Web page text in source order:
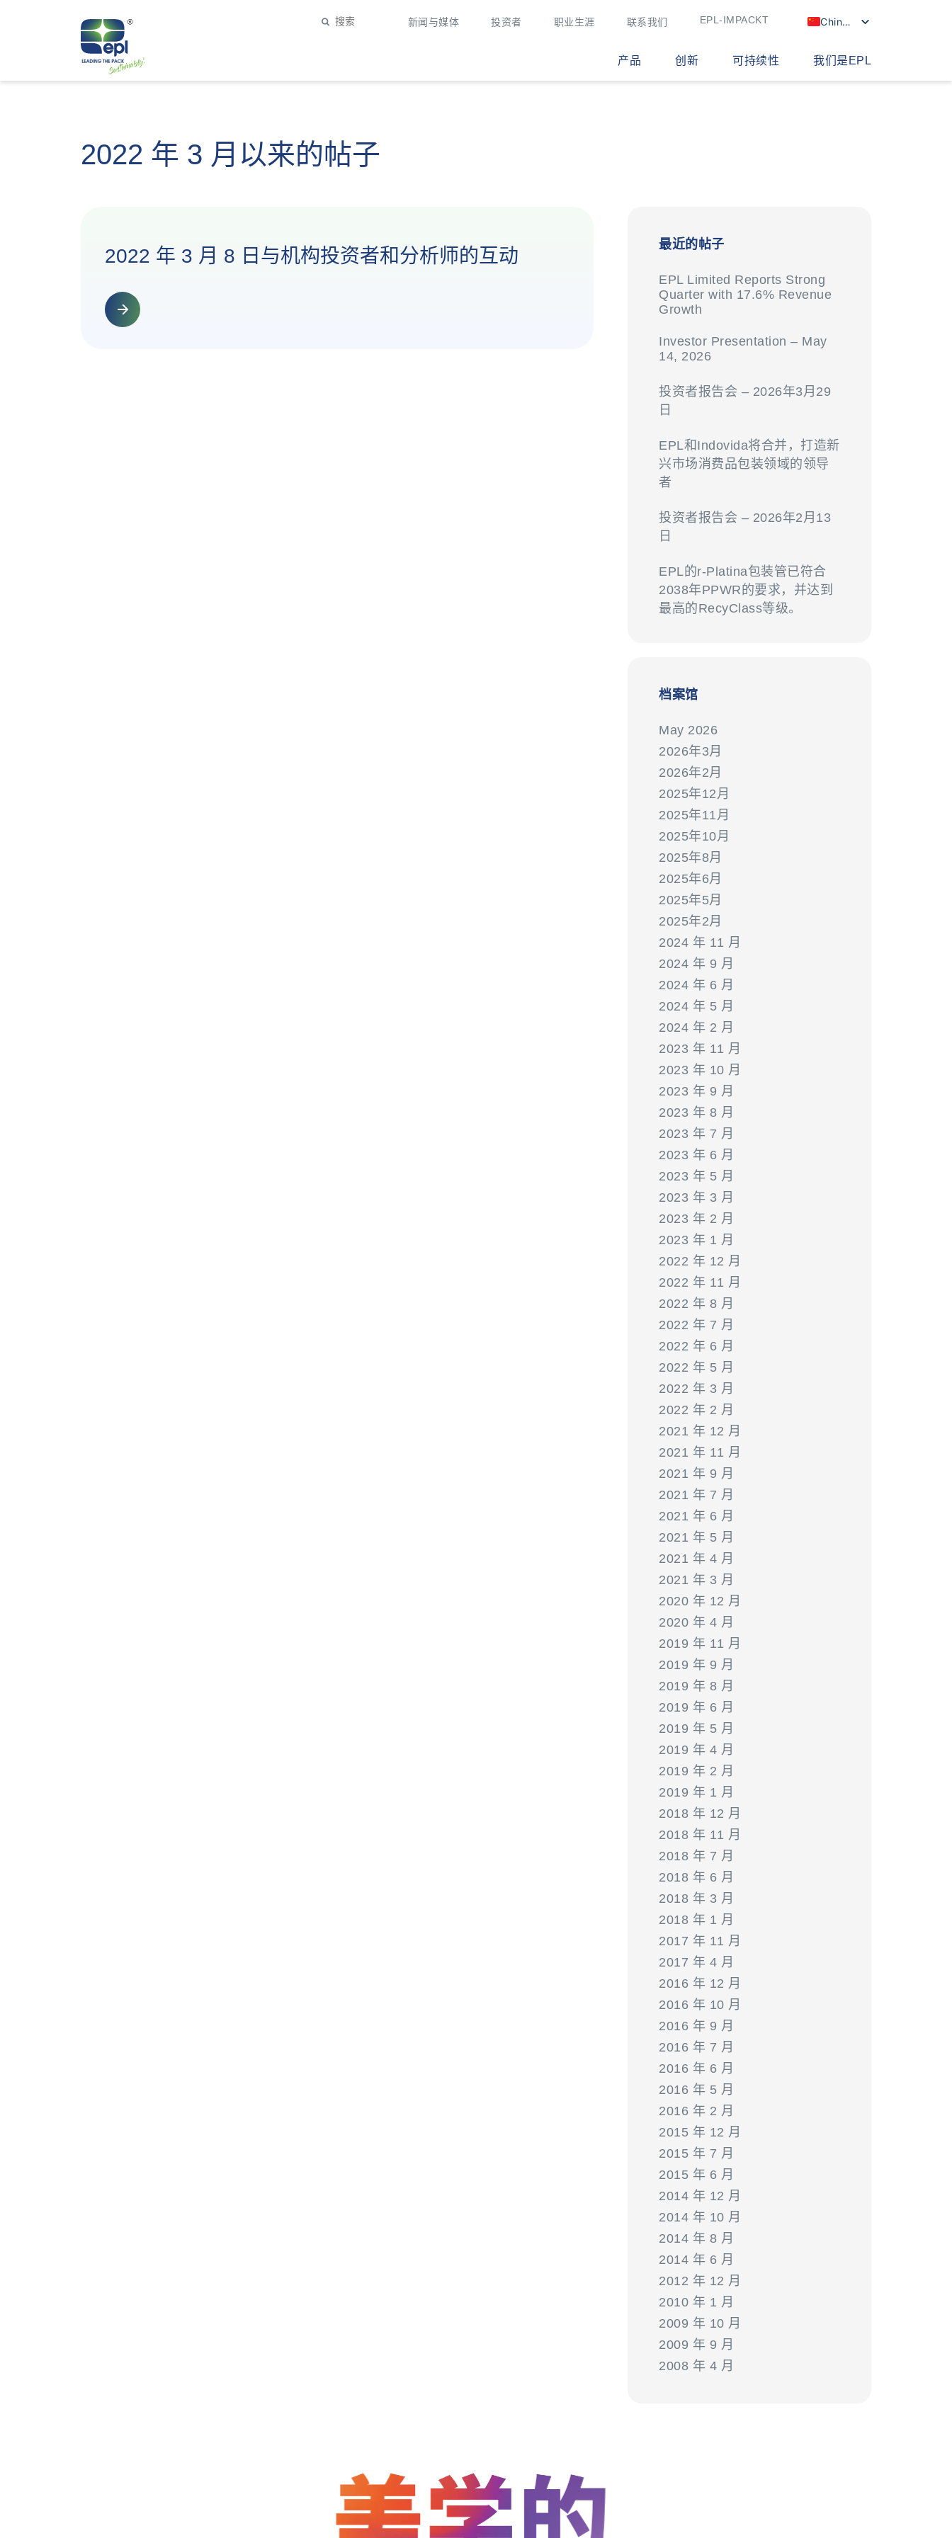
新闻与媒体 投资者 职业生涯 联系我们 EPL-IMPACKT Chinese
产品 创新 可持续性 我们是EPL
2022 年 3 月以来的帖子
2022 年 3 月 8 日与机构投资者和分析师的互动
最近的帖子
EPL Limited Reports Strong
Quarter with 17.6% Revenue
Growth
Investor Presentation – May
14, 2026
投资者报告会 – 2026年3月29
日
EPL和Indovida将合并，打造新
兴市场消费品包装领域的领导
者
投资者报告会 – 2026年2月13
日
EPL的r-Platina包装管已符合
2038年PPWR的要求，并达到
最高的RecyClass等级。
档案馆
May 2026
2026年3月
2026年2月
2025年12月
2025年11月
2025年10月
2025年8月
2025年6月
2025年5月
2025年2月
2024 年 11 月
2024 年 9 月
2024 年 6 月
2024 年 5 月
2024 年 2 月
2023 年 11 月
2023 年 10 月
2023 年 9 月
2023 年 8 月
2023 年 7 月
2023 年 6 月
2023 年 5 月
2023 年 3 月
2023 年 2 月
2023 年 1 月
2022 年 12 月
2022 年 11 月
2022 年 8 月
2022 年 7 月
2022 年 6 月
2022 年 5 月
2022 年 3 月
2022 年 2 月
2021 年 12 月
2021 年 11 月
2021 年 9 月
2021 年 7 月
2021 年 6 月
2021 年 5 月
2021 年 4 月
2021 年 3 月
2020 年 12 月
2020 年 4 月
2019 年 11 月
2019 年 9 月
2019 年 8 月
2019 年 6 月
2019 年 5 月
2019 年 4 月
2019 年 2 月
2019 年 1 月
2018 年 12 月
2018 年 11 月
2018 年 7 月
2018 年 6 月
2018 年 3 月
2018 年 1 月
2017 年 11 月
2017 年 4 月
2016 年 12 月
2016 年 10 月
2016 年 9 月
2016 年 7 月
2016 年 6 月
2016 年 5 月
2016 年 2 月
2015 年 12 月
2015 年 7 月
2015 年 6 月
2014 年 12 月
2014 年 10 月
2014 年 8 月
2014 年 6 月
2012 年 12 月
2010 年 1 月
2009 年 10 月
2009 年 9 月
2008 年 4 月